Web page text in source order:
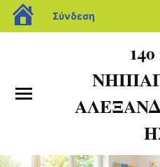
Σύνδεση